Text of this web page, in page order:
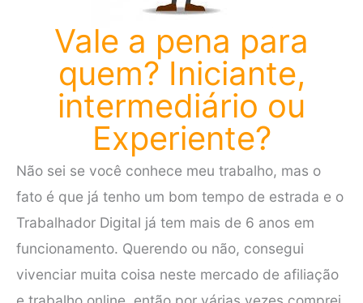
Vale a pena para
quem? Iniciante,
intermediário ou
Experiente?
Não sei se você conhece meu trabalho, mas o
fato é que já tenho um bom tempo de estrada e o
Trabalhador Digital já tem mais de 6 anos em
funcionamento. Querendo ou não, consegui
vivenciar muita coisa neste mercado de afiliação